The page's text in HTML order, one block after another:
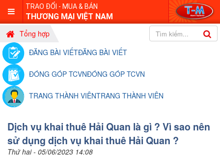
TRAO ĐỔI - MUA & BÁN
THƯƠNG MẠI VIỆT NAM
Tổng hợp
ĐĂNG BÀI VIẾTĐĂNG BÀI VIẾT
ĐÓNG GÓP TCVNĐÓNG GÓP TCVN
TRANG THÀNH VIÊNTRANG THÀNH VIÊN
Dịch vụ khai thuê Hải Quan là gì ? Vì sao nên
sử dụng dịch vụ khai thuê Hải Quan ?
Thứ hai - 05/06/2023 14:08